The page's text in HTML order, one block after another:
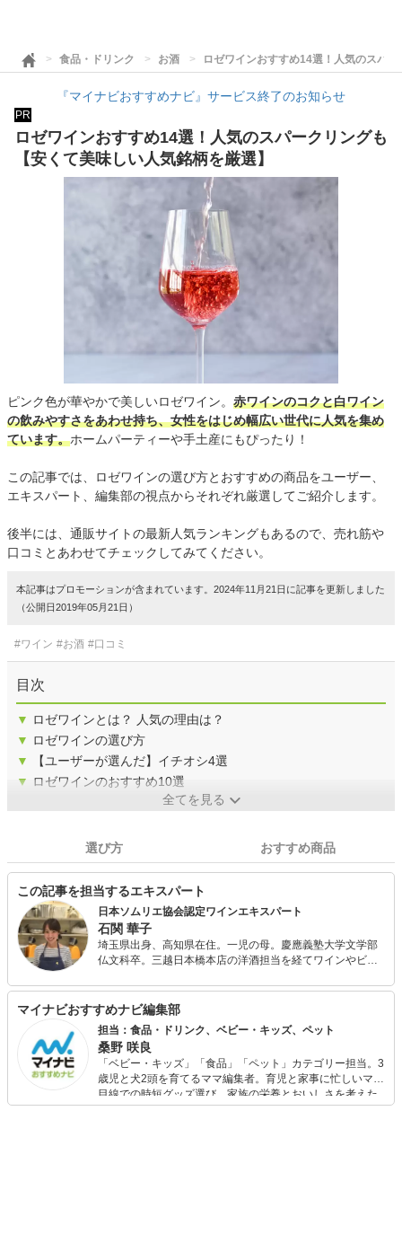
食品・ドリンク お酒 ロゼワインおすすめ14選！人気のスパ
『マイナビおすすめナビ』サービス終了のお知らせ
PR
ロゼワインおすすめ14選！人気のスパークリングも
【安くて美味しい人気銘柄を厳選】
ピンク色が華やかで美しいロゼワイン。 赤ワインのコクと白ワイン
の飲みやすさをあわせ持ち、女性をはじめ幅広い世代に人気を集め
ています。ホームパーティーや手土産にもぴったり！
この記事では、ロゼワインの選び方とおすすめの商品をユーザー、
エキスパート、編集部の視点からそれぞれ厳選してご紹介します。
後半には、通販サイトの最新人気ランキングもあるので、売れ筋や
口コミとあわせてチェックしてみてください。
本記事はプロモーションが含まれています。2024年11月21日に記事を更新しました
（公開日2019年05月21日）
#ワイン #お酒 #口コミ
目次
▼ ロゼワインとは？ 人気の理由は？
▼ ロゼワインの選び方
▼
【ユーザーが選んだ】イチオシ4選
▼ ロゼワインのおすすめ10選
全てを見る
選び方 おすすめ商品
この記事を担当するエキスパート
日本ソムリエ協会認定ワインエキスパート
石関 華子
埼玉県出身、高知県在住。一児の母。慶應義塾大学文学部
仏文科卒。三越日本橋本店の洋酒担当を経てワインやビー
J.S.Aワインエキスパートの資格を取得。 現在はOffice Le
Lionの代表として、高知県内のワイナリーのアドバイザー
やワイン検定の講師を務める一方、ワインに関連する記事
やコラム等の執筆も多数手がけています。2019年、日本ソ
ムリエ協会高知支部副支部長に就任。
マイナビおすすめナビ編集部
担当：食品・ドリンク、ベビー・キッズ、ペット
桑野 咲良
「ベビー・キッズ」「食品」「ペット」カテゴリー担当。3
歳児と犬2頭を育てるママ編集者。育児と家事に忙しいママ
目線での時短グッズ選び、家族の栄養とおいしさを考えた
食品選び、束の間のリラックスタイムを楽しむためのスイ